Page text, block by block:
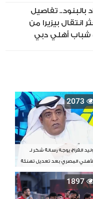
بالبنود.. تفاصيل
انتقال بيزيرا من
شباب أهلي دبي
2073
الفراج يوجه رسالة شكر لـ
المصري بعد تعديل تهنئة
آسيا
1897